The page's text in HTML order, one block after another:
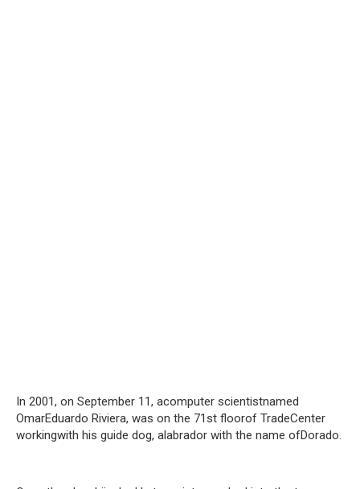
In 2001, on September 11, acomputer scientistnamed
OmarEduardo Riviera, was on the 71st floorof TradeCenter
workingwith his guide dog, alabrador with the name ofDorado.